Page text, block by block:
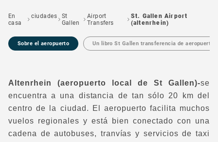
En
casa
ciudades
St
Gallen
Airport
Transfers
St. Gallen Airport
(altenrhein)
Sobre el aeropuerto Un libro St Gallen transferencia de aeropuerto
Altenrhein (aeropuerto local de St Gallen)-se
encuentra a una distancia de tan sólo 20 km del
centro de la ciudad. El aeropuerto facilita muchos
vuelos regionales y está bien conectado con una
cadena de autobuses, tranvías y servicios de taxi